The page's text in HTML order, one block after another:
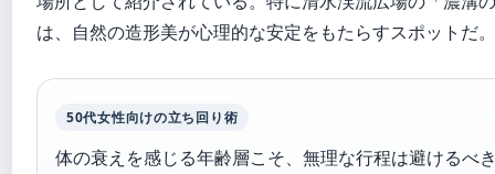
は、自然の造形美が心理的な安定をもたらすスポットだ。
50代女性向けの立ち回り術
体の衰えを感じる年齢層こそ、無理な行程は避けるべ